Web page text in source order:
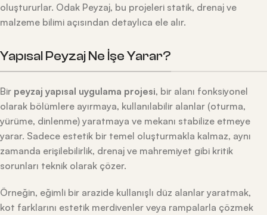
oluştururlar. Odak Peyzaj, bu projeleri statik, drenaj ve
malzeme bilimi açısından detaylıca ele alır.
Yapısal Peyzaj Ne İşe Yarar?
Bir peyzaj yapısal uygulama projesi, bir alanı fonksiyonel
olarak bölümlere ayırmaya, kullanılabilir alanlar (oturma,
yürüme, dinlenme) yaratmaya ve mekanı stabilize etmeye
yarar. Sadece estetik bir temel oluşturmakla kalmaz, aynı
zamanda erişilebilirlik, drenaj ve mahremiyet gibi kritik
sorunları teknik olarak çözer.
Örneğin, eğimli bir arazide kullanışlı düz alanlar yaratmak,
kot farklarını estetik merdivenler veya rampalarla çözmek